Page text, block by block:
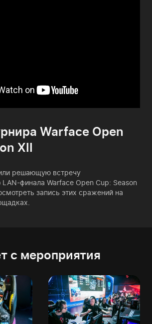
Warface Open
XII
решающую встречу
финала Warface Open Cup: Season
запись этих сражений на
с мероприятия